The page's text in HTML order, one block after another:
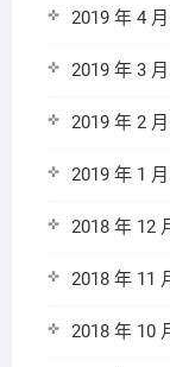
2019 年 4 月
2019 年 3 月
2019 年 2 月
2019 年 1 月
2018 年 12
2018 年 11
2018 年 10